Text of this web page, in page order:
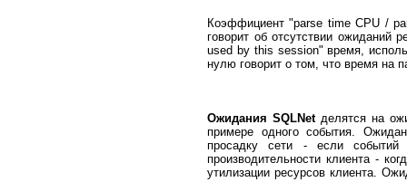
Коэффициент "parse time CPU /
говорит об отсутствии ожиданий
used by this session" время,
нулю говорит о том, что время на
Ожидания SQLNetделятся на
примере одного события.
просадку сети - если
производительности клиента -
утилизации ресурсов клиента.